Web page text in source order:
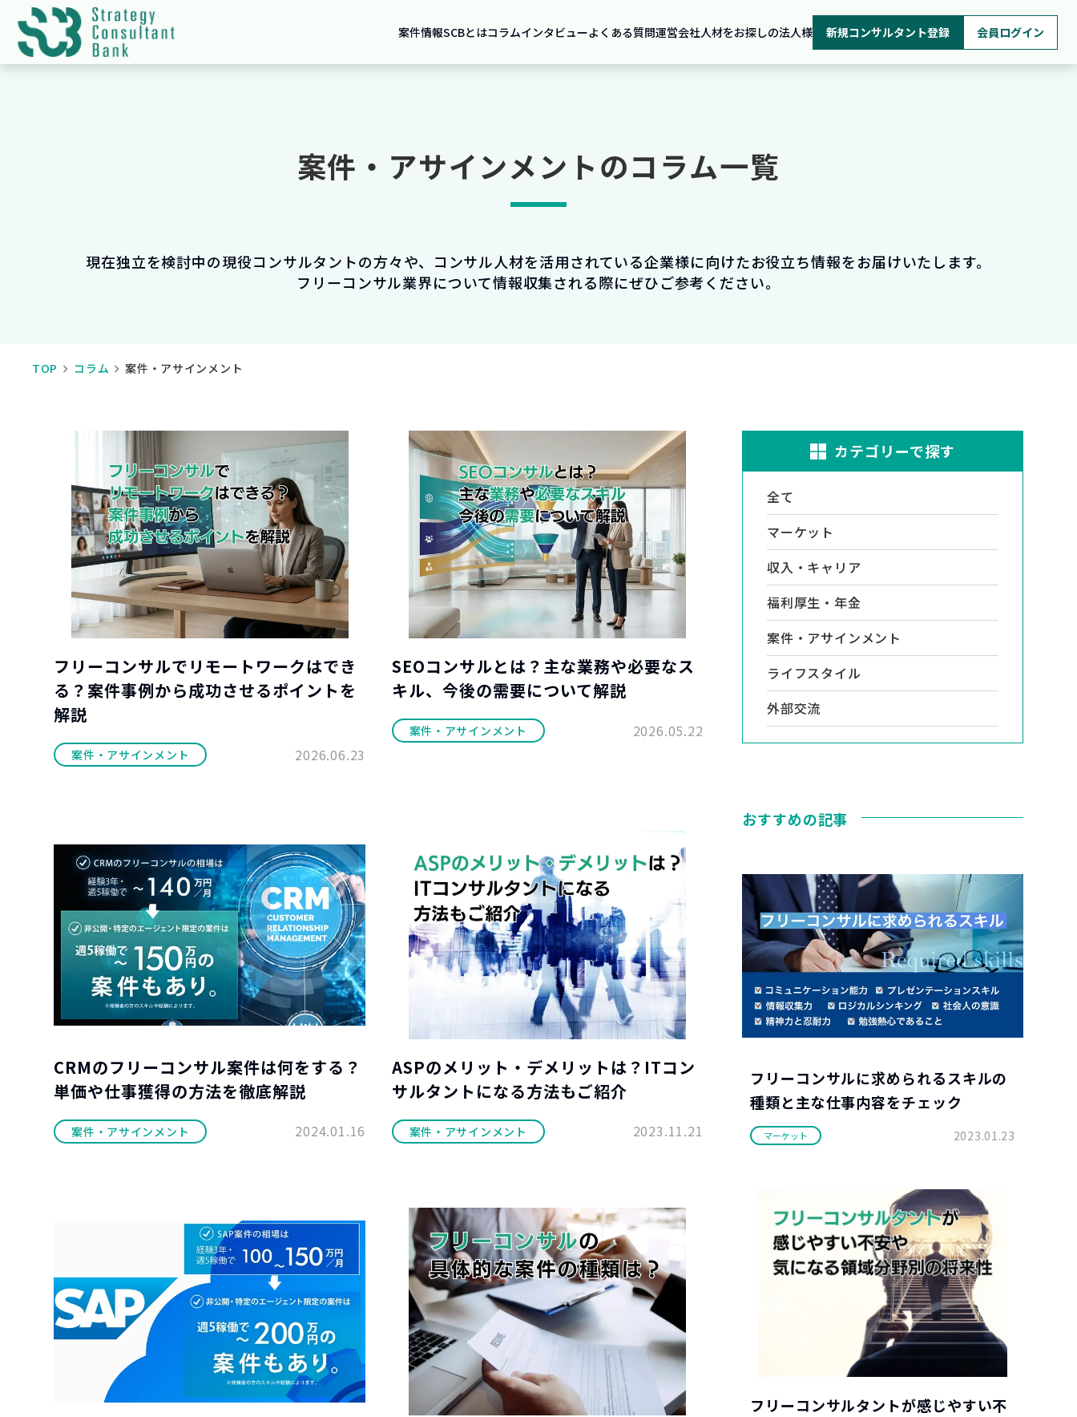
案件情報SCBとはコラムインタビューよくある質問運営会社人材をお探しの法人様 新規コンサルタント登録 会員ログイン
案件・アサインメントのコラム一覧
現在独立を検討中の現役コンサルタントの方々や、コンサル人材を活用されている企業様に向けたお役立ち情報をお届けいたします。
フリーコンサル業界について情報収集される際にぜひご参考ください。
TOP コラム 案件・アサインメント
フリーコンサルでリモートワークはでき
る？案件事例から成功させるポイントを
解説
案件・アサインメント 2026.06.23
SEOコンサルとは？主な業務や必要なス
キル、今後の需要について解説
案件・アサインメント 2026.05.22
CRMのフリーコンサル案件は何をする？
単価や仕事獲得の方法を徹底解説
案件・アサインメント 2024.01.16
ASPのメリット・デメリットは？ITコン
サルタントになる方法もご紹介
案件・アサインメント 2023.11.21
カテゴリーで探す
全て
マーケット
収入・キャリア
福利厚生・年金
案件・アサインメント
ライフスタイル
外部交流
おすすめの記事
フリーコンサルに求められるスキルの
種類と主な仕事内容をチェック
マーケット 2023.01.23
フリーコンサルタントが感じやすい不